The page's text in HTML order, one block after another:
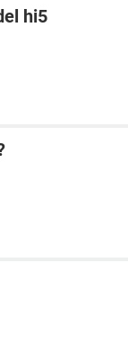
hi5